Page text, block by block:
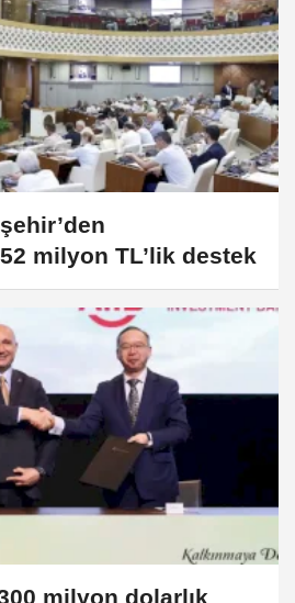
milyon TL’lik destek
milyon dolarlık